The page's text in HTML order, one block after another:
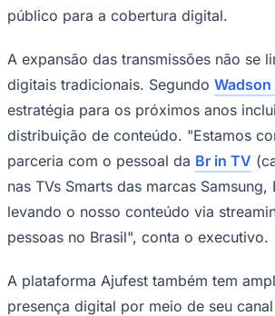
público para a cobertura digital.
A expansão das transmissões não se
digitais tradicionais. Segundo
estratégia para os próximos anos
distribuição de conteúdo. "Estamos
parceria com o pessoal da Br in TV
nas TVs Smarts das marcas Samsung,
levando o nosso conteúdo via
pessoas no Brasil", conta o executivo.
A plataforma Ajufest também tem
presença digital por meio de seu